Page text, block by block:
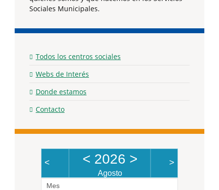
Sociales Municipales.
Todos los centros sociales
Webs de Interés
Donde estamos
Contacto
< < 2026 >
Agosto
>
Mes